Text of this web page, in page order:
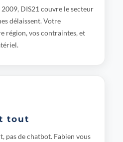
2009, DIS21 couvre le secteur
délaissent. Votre
région, vos contraintes, et
tout
pas de chatbot. Fabien vous